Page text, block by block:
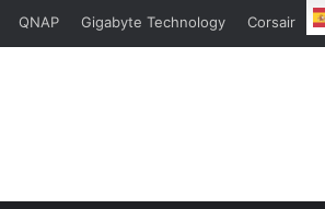
QNAP Gigabyte Technology Corsair